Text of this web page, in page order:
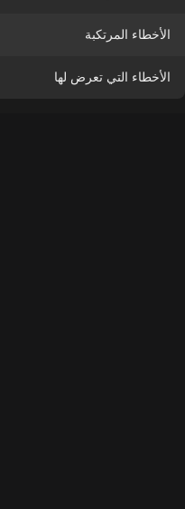
الأخطاء المرتكبة
الأخطاء التي تعرض لها